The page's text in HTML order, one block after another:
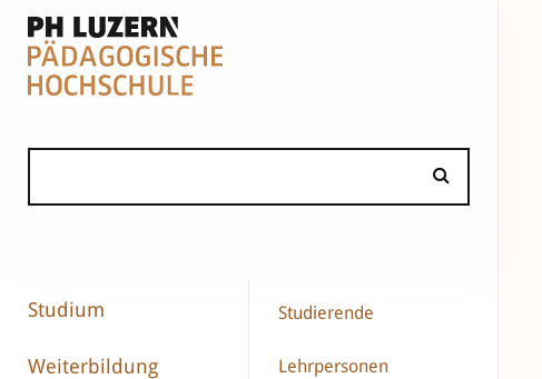
Studium
Weiterbildung
Studierende
Lehrpersonen